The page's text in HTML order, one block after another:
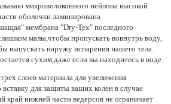
микроволоконного нейлона высокой
оболочки ламинирована
мембрана "Dry-Tex" последного
малы,чтобы пропускать вовнутрь воду,
выпускать наружу испарения нашего тела.
сухим,даже если вы находитесь в воде.
слоев материала для увеличения
для защиты ваших колен в случае
край нижней части ведерсов не ограничает